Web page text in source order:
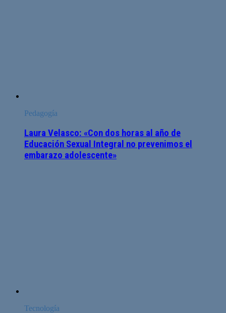
Pedagogía
Laura Velasco: «Con dos horas al año de
Educación Sexual Integral no prevenimos el
embarazo adolescente»
Tecnología